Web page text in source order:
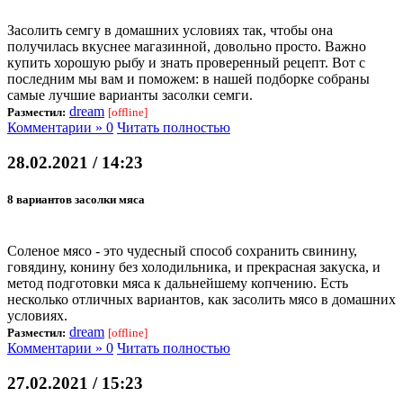
Засолить семгу в домашних условиях так, чтобы она
получилась вкуснее магазинной, довольно просто. Важно
купить хорошую рыбу и знать проверенный рецепт. Вот с
последним мы вам и поможем: в нашей подборке собраны
самые лучшие варианты засолки семги.
Разместил: dream [offline]
Комментарии » 0 Читать полностью
28.02.2021 / 14:23
8 вариантов засолки мяса
Соленое мясо - это чудесный способ сохранить свинину,
говядину, конину без холодильника, и прекрасная закуска, и
метод подготовки мяса к дальнейшему копчению. Есть
несколько отличных вариантов, как засолить мясо в домашних
условиях.
Разместил: dream [offline]
Комментарии » 0 Читать полностью
27.02.2021 / 15:23